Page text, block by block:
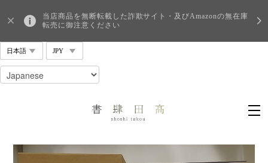
当店商品を無断転載した詐欺サイト・及びAmazonの無在庫
転売に御注意ください